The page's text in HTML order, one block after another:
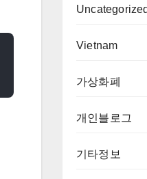
Uncategorized
Vietnam
가상화폐
개인블로그
기타정보